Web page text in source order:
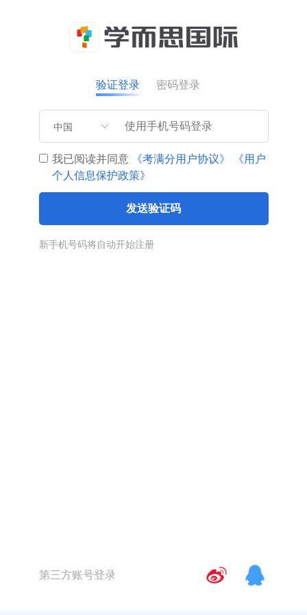
验证登录 密码登录
中国
我已阅读并同意 《考满分用户协议》
《用户
个人信息保护政策》
发送验证码
新手机号码将自动开始注册
第三方账号登录